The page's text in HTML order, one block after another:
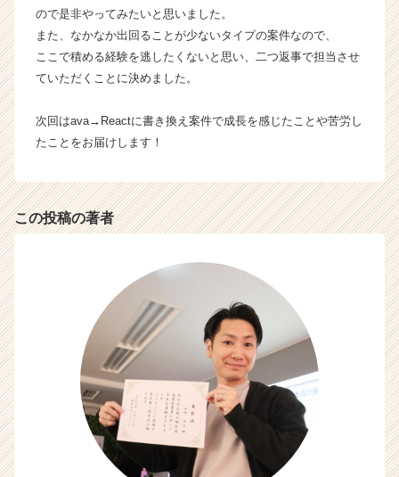
イ
ト
チ
ア
ャ
リ
r
e
e
ので是非やってみたいと思いました。
また、なかなか出回ることが少ないタイプの案件なので、
ここで積める経験を逃したくないと思い、二つ返事で担当させ
ていただくことに決めました。
次回はava→Reactに書き換え案件で成長を感じたことや苦労し
たことをお届けします！
この投稿の著者